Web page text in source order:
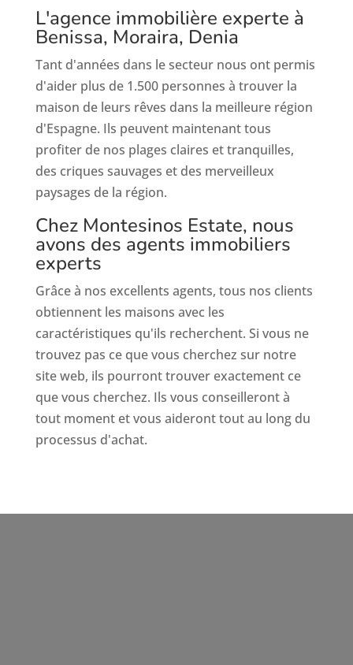
L'agence immobilière experte à
Benissa, Moraira, Denia
Tant d'années dans le secteur nous ont permis
d'aider plus de 1.500 personnes à trouver la
maison de leurs rêves dans la meilleure région
d'Espagne. Ils peuvent maintenant tous
profiter de nos plages claires et tranquilles,
des criques sauvages et des merveilleux
paysages de la région.
Chez Montesinos Estate, nous
avons des agents immobiliers
experts
Grâce à nos excellents agents, tous nos clients
obtiennent les maisons avec les
caractéristiques qu'ils recherchent. Si vous ne
trouvez pas ce que vous cherchez sur notre
site web, ils pourront trouver exactement ce
que vous cherchez. Ils vous conseilleront à
tout moment et vous aideront tout au long du
processus d'achat.